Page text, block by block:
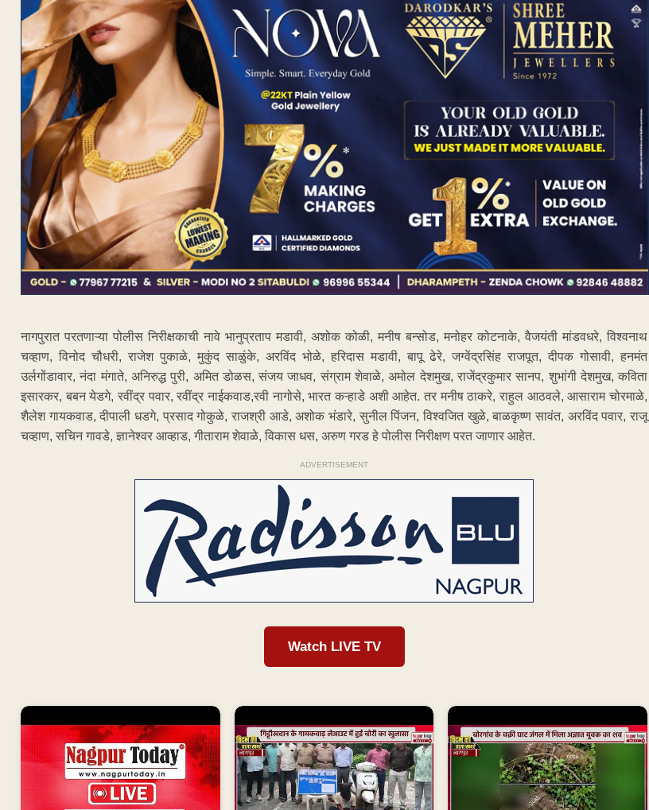
नागपुरात परतणाऱ्या पोलीस निरीक्षकाची नावे भानुप्रताप मडावी, अशोक कोळी, मनीष बन्सोड, मनोहर कोटनाके, वैजयंती मांडवधरे, विश्वनाथ
चव्हाण, विनोद चौधरी, राजेश पुकाळे, मुकुंद साळुंके, अरविंद भोळे, हरिदास मडावी, बापू ढेरे, जग्वेंद्रसिंह राजपूत, दीपक गोसावी, हनमंत
उर्लगोंडावार, नंदा मंगाते, अनिरुद्ध पुरी, अमित डोळस, संजय जाधव, संग्राम शेवाळे, अमोल देशमुख, राजेंद्रकुमार सानप, शुभांगी देशमुख, कविता
इसारकर, बबन येडगे, रवींद्र पवार, रवींद्र नाईकवाड,रवी नागोसे, भारत कऱ्हाडे अशी आहेत. तर मनीष ठाकरे, राहुल आठवले, आसाराम चोरमाळे,
शैलेश गायकवाड, दीपाली धडगे, प्रसाद गोकुळे, राजश्री आडे, अशोक भंडारे, सुनील पिंजन, विश्वजित खुळे, बाळकृष्ण सावंत, अरविंद पवार, राजू
चव्हाण, सचिन गावडे, ज्ञानेश्वर आव्हाड, गीताराम शेवाळे, विकास धस, अरुण गरड हे पोलीस निरीक्षण परत जाणार आहेत.
ADVERTISEMENT
Watch LIVE TV